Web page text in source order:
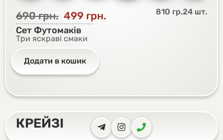
690грн. 499 грн. 810 гр.24 шт.
Сет Футомаків
Три яскраві смаки
Додати в кошик
КРЕЙЗІ